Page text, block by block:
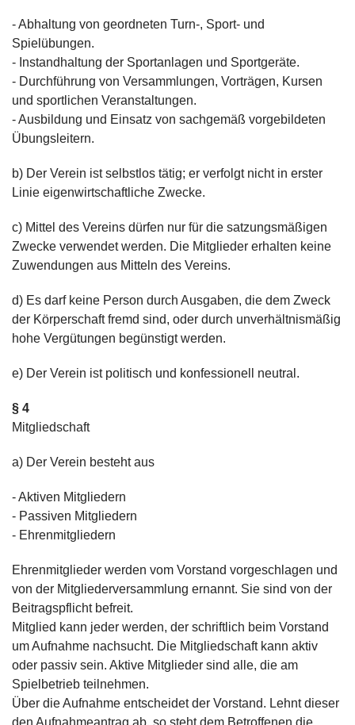
- Abhaltung von geordneten Turn-, Sport- und
Spielübungen.
- Instandhaltung der Sportanlagen und Sportgeräte.
- Durchführung von Versammlungen, Vorträgen, Kursen
und sportlichen Veranstaltungen.
- Ausbildung und Einsatz von sachgemäß vorgebildeten
Übungsleitern.
b) Der Verein ist selbstlos tätig; er verfolgt nicht in erster
Linie eigenwirtschaftliche Zwecke.
c) Mittel des Vereins dürfen nur für die satzungsmäßigen
Zwecke verwendet werden. Die Mitglieder erhalten keine
Zuwendungen aus Mitteln des Vereins.
d) Es darf keine Person durch Ausgaben, die dem Zweck
der Körperschaft fremd sind, oder durch unverhältnismäßig
hohe Vergütungen begünstigt werden.
e) Der Verein ist politisch und konfessionell neutral.
§ 4
Mitgliedschaft
a) Der Verein besteht aus
- Aktiven Mitgliedern
- Passiven Mitgliedern
- Ehrenmitgliedern
Ehrenmitglieder werden vom Vorstand vorgeschlagen und
von der Mitgliederversammlung ernannt. Sie sind von der
Beitragspflicht befreit.
Mitglied kann jeder werden, der schriftlich beim Vorstand
um Aufnahme nachsucht. Die Mitgliedschaft kann aktiv
oder passiv sein. Aktive Mitglieder sind alle, die am
Spielbetrieb teilnehmen.
Über die Aufnahme entscheidet der Vorstand. Lehnt dieser
den Aufnahmeantrag ab, so steht dem Betroffenen die